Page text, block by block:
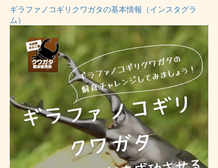
ギラファノコギリクワガタの基本情報（インスタグラ
ム）